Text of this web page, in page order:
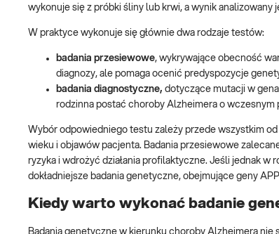
wykonuje się z próbki śliny lub krwi, a wynik
W praktyce wykonuje się głównie dwa rodzaje testów:
badania przesiewowe, wykrywające obecność
diagnozy, ale pomaga ocenić predyspozycje
badania diagnostyczne, dotyczące mutacji w
rodzinna postać choroby Alzheimera o wczesnym
Wybór odpowiedniego testu zależy przede wszystkim
wieku i objawów pacjenta. Badania przesiewowe
ryzyka i wdrożyć działania profilaktyczne. Jeśli jednak
dokładniejsze badania genetyczne, obejmujące geny
Kiedy warto wykonać badanie
Badania genetyczne w kierunku choroby Alzheimera